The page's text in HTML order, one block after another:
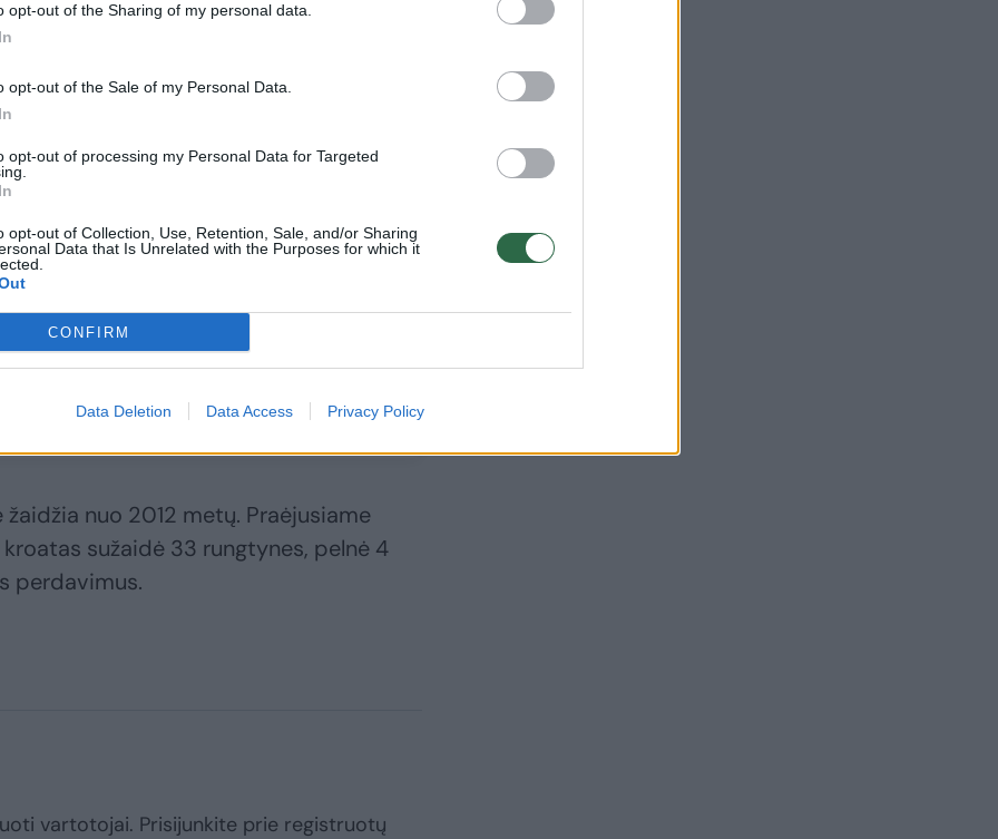
opt-out of the Sharing of my personal data.
opt-out of the Sale of my Personal Data.
opt-out of processing my Personal Data for Targeted
opt-out of Collection, Use, Retention, Sale, and/or Sharing
Data that Is Unrelated with the Purposes for which it
CONFIRM
Data Deletion Data Access Privacy Policy
„El
laimėję
į taurės
žaidžia nuo 2012 metų. Praėjusiame
sužaidė 33 rungtynes, pelnė 4
perdavimus.
vartotojai. Prisijunkite prie registruotų